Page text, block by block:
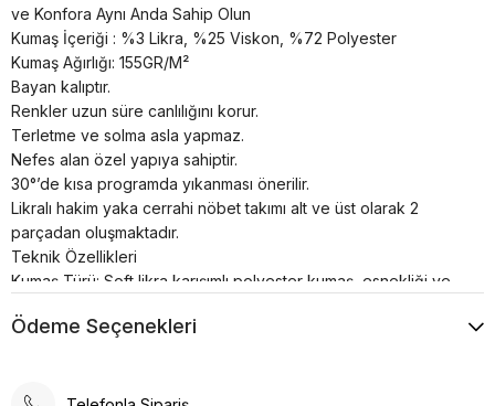
ve Konfora Aynı Anda Sahip Olun
Kumaş İçeriği : %3 Likra, %25 Viskon, %72 Polyester
Kumaş Ağırlığı: 155GR/M²
Bayan kalıptır.
Renkler uzun süre canlılığını korur.
Terletme ve solma asla yapmaz.
Nefes alan özel yapıya sahiptir.
30°’de kısa programda yıkanması önerilir.
Likralı hakim yaka cerrahi nöbet takımı alt ve üst olarak 2
parçadan oluşmaktadır.
Teknik Özellikleri
Kumaş Türü: Soft likra karışımlı polyester kumaş, esnekliği ve
Nefes Alabilirlik: Kumaşın yapısı, hava geçirgenliği yüksek
ve hareket özgürlüğü sağlar.
Ödeme Seçenekleri